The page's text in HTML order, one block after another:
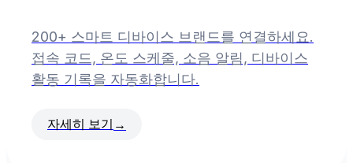
200+ 스마트 디바이스 브랜드를 연결하세요.
접속 코드, 온도 스케줄, 소음 알림, 디바이스
활동 기록을 자동화합니다.
자세히 보기 →